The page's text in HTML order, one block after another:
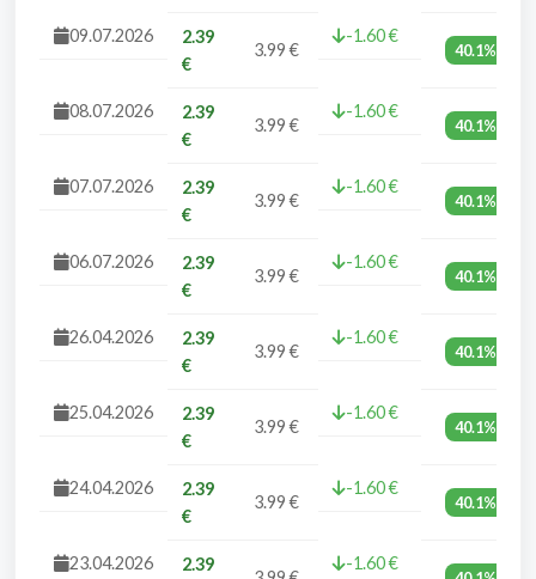
09.07.2026
2.39
€
3.99 €
-1.60 €
40.1%
08.07.2026
2.39
€
3.99 €
-1.60 €
40.1%
07.07.2026
2.39
€
3.99 €
-1.60 €
40.1%
06.07.2026
2.39
€
3.99 €
-1.60 €
40.1%
26.04.2026
2.39
€
3.99 €
-1.60 €
40.1%
25.04.2026
2.39
€
3.99 €
-1.60 €
40.1%
24.04.2026
2.39
€
3.99 €
-1.60 €
40.1%
23.04.2026 2.39 -1.60 €